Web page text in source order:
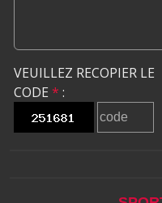
VEUILLEZ RECOPIER LE
CODE * :